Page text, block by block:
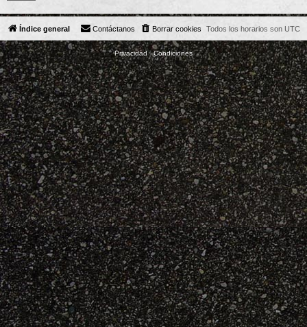
Índice general Todos los horarios son UTC
Borrar cookies
Contáctanos
Privacidad|Condiciones